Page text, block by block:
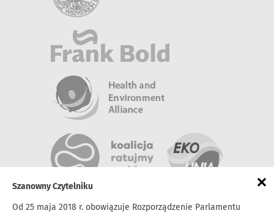
×
Szanowny Czytelniku
Od 25 maja 2018 r. obowiązuje Rozporządzenie Parlamentu